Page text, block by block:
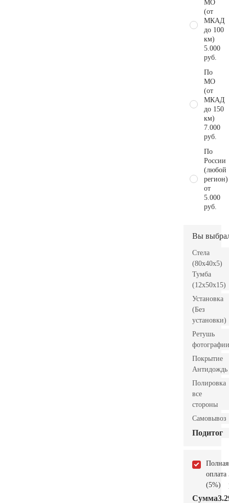
МО
(от
МКАД
до 100
км)
5.000
руб.
По
МО
(от
МКАД
до 150
км)
7.000
руб.
По
России
(любой
регион)
от
5.000
руб.
Вы
Стела
(80x40x5)
Тумба
(12x50x15)
Установка
(Без
установки)
Ретушь
фотографии
Покрытие
Антидождь
Полировка
все
стороны
Самовывоз
Подитог
Полная
оплата
(5%)
Сумма